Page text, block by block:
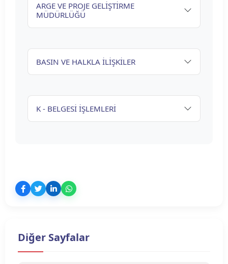
ARGE VE PROJE GELİŞTİRME
MÜDÜRLÜĞÜ
BASIN VE HALKLA İLİŞKİLER
K - BELGESİ İŞLEMLERİ
Diğer Sayfalar